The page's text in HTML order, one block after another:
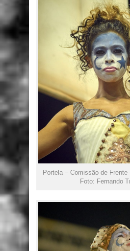
Portela – Comissão de Frente
Foto: Fernando